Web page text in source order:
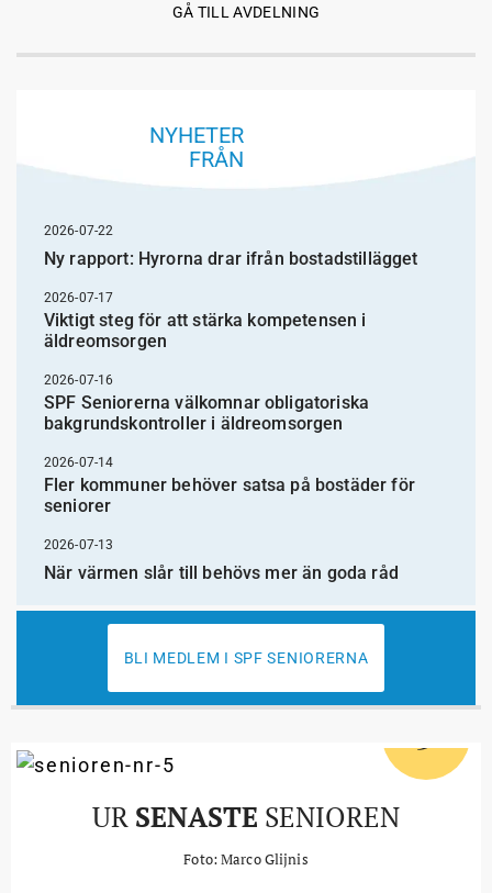
GÅ TILL AVDELNING
NYHETER
FRÅN
2026-07-22
Ny rapport: Hyrorna drar ifrån bostadstillägget
2026-07-17
Viktigt steg för att stärka kompetensen i
äldreomsorgen
2026-07-16
SPF Seniorerna välkomnar obligatoriska
bakgrundskontroller i äldreomsorgen
2026-07-14
Fler kommuner behöver satsa på bostäder för
seniorer
2026-07-13
När värmen slår till behövs mer än goda råd
BLI MEDLEM I SPF SENIORERNA
5
UR SENASTE SENIOREN
Foto: Marco Glijnis